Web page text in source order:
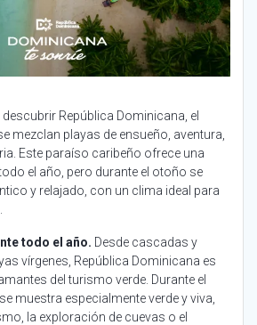
República Dominicana, el
mezclan playas de ensueño, aventura,
Este paraíso caribeño ofrece una
el año, pero durante el otoño se
y relajado, con un clima ideal para
todo el año. Desde cascadas y
vírgenes, República Dominicana es
del turismo verde. Durante el
muestra especialmente verde y viva,
la exploración de cuevas o el